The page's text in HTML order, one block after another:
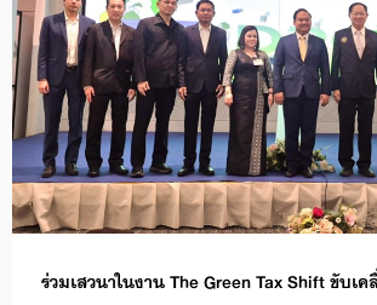
ร่วมเสวนาในงาน The Green Tax Shift ขับเ